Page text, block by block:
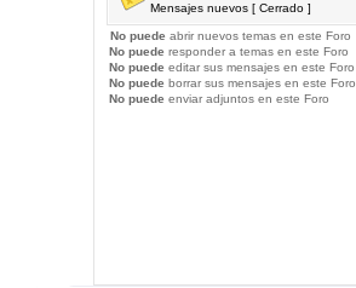
Mensajes nuevos [ Cerrado ]
No puede abrir nuevos temas en este Foro
No puede responder a temas en este Foro
No puede editar sus mensajes en este Foro
No puede borrar sus mensajes en este Foro
No puede enviar adjuntos en este Foro